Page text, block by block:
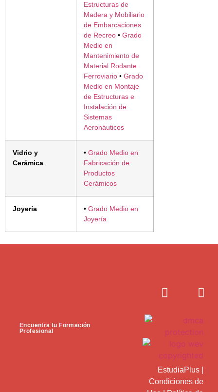
Estructuras de
Madera y Mobiliario
de Embarcaciones
de Recreo • Grado
Medio en
Mantenimiento de
Material Rodante
Ferroviario • Grado
Medio en Montaje
de Estructuras e
Instalación de
Sistemas
Aeronáuticos
Vidrio y
Cerámica
• Grado Medio en
Fabricación de
Productos
Cerámicos
Joyería • Grado Medio en
Joyería
Encuentra tu Formación
Profesional
EstudiaPlus
Condiciones de